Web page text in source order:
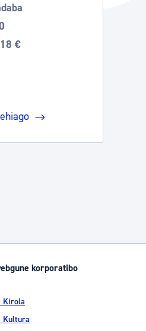
€
korporatibo
Kirola
Kultura